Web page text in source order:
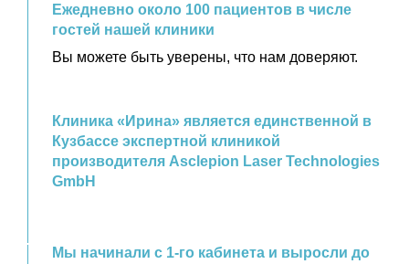
Ежедневно около 100 пациентов в числе
гостей нашей клиники
Вы можете быть уверены, что нам доверяют.
Клиника «Ирина» является единственной в
Кузбассе экспертной клиникой
производителя Asclepion Laser Technologies
GmbH
Мы начинали с 1-го кабинета и выросли до